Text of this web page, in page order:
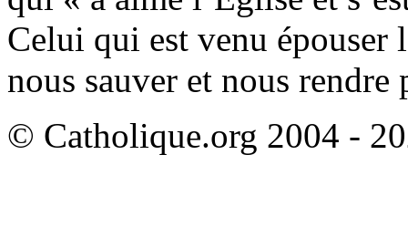
Celui qui est venu épouser
nous sauver et nous
© Catholique.org 2004 -